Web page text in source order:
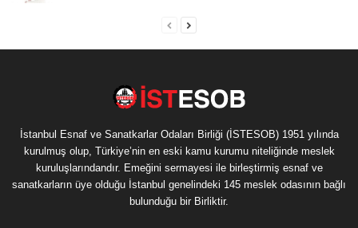
İstanbul Esnaf ve Sanatkarlar Odaları Birliği (İSTESOB) 1951 yılında
kurulmuş olup, Türkiye’nin en eski kamu kurumu niteliğinde meslek
kuruluşlarındandır. Emeğini sermayesi ile birleştirmiş esnaf ve
sanatkarların üye olduğu İstanbul genelindeki 145 meslek odasının bağlı
bulunduğu bir Birliktir.